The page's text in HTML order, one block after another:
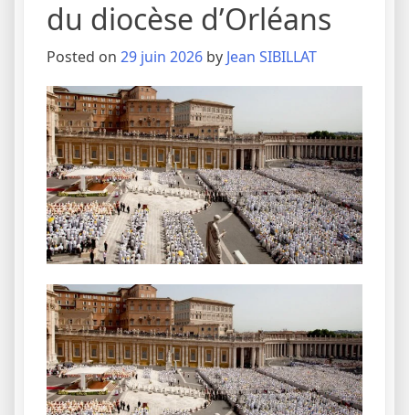
du diocèse d’Orléans
Posted on 29 juin 2026 by Jean SIBILLAT